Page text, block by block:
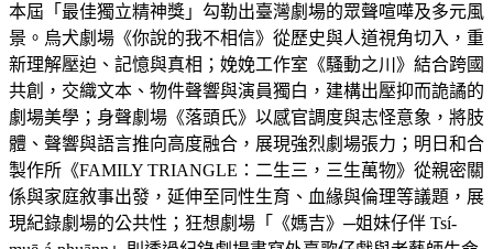
本屆「最佳獨立精神獎」勾勒出臺灣劇場的眾聲喧嘩及多元風
景。烏犬劇場《你說的我不相信》從歷史與人道視角切入，重
新理解壓迫、記憶與真相；娩娩工作室《騷動之川》結合跨國
共創，交織文本、物件聲響與演員獨白，建構出壓抑而詭譎的
劇場美學；身聲劇場《落頭氏》以感官調度與志怪意象，將肢
體、聲響與語言推向高度融合，展現強烈劇場張力；明日和合
製作所《FAMILY TRIANGLE：二生三，三生萬物》從親密關
係與家庭敘事出發，延伸至同性生育、血緣與倫理等議題，展
現紀錄劇場的公共性；狂想劇場「《媽吉》─姐妹仔伴 Tsí-